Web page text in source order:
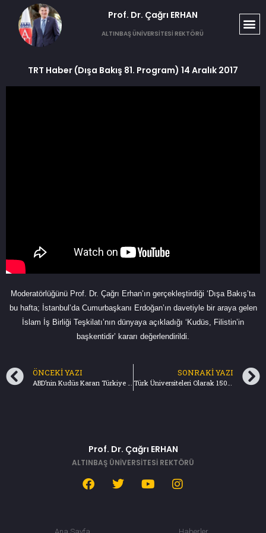
Prof. Dr. Çağrı ERHAN​
ALTINBAŞ ÜNİVERSİTESİ REKTÖRÜ
TRT Haber (Dışa Bakış 81. Program) 14 Aralık 2017
Moderatörlüğünü Prof. Dr. Çağrı Erhan’ın gerçekleştirdiği ‘Dışa Bakış’ta
bu hafta; İstanbul’da Cumurbaşkanı Erdoğan’ın davetiyle bir araya gelen
İslam İş Birliği Teşkilatı’nın dünyaya açıkladığı ‘Kudüs, Filistin’in
başkentidir’ kararı değerlendirildi.
ÖNCEKI YAZI SONRAKI YAZI
Prof. Dr. Çağrı ERHAN
ALTINBAŞ ÜNİVERSİTESİ REKTÖRÜ